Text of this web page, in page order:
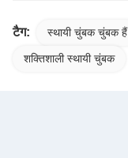
टैग: स्थायी चुंबक चुंबक हैं
शक्तिशाली स्थायी चुंबक